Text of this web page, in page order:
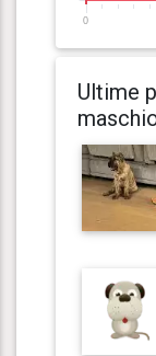
0
Ultime